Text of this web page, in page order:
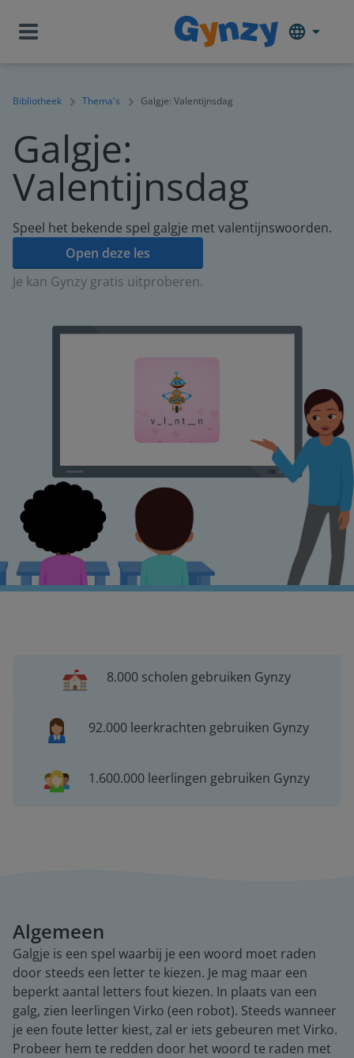
Bibliotheek Thema's Galgje: Valentijnsdag
Galgje:
Valentijnsdag
Speel het bekende spel galgje met valentijnswoorden.
Open deze les
Je kan Gynzy gratis uitproberen.
8.000 scholen gebruiken Gynzy
92.000 leerkrachten gebruiken Gynzy
1.600.000 leerlingen gebruiken Gynzy
Algemeen
Galgje is een spel waarbij je een woord moet raden
door steeds een letter te kiezen. Je mag maar een
beperkt aantal letters fout kiezen. In plaats van een
galg, zien leerlingen Virko (een robot). Steeds wanneer
je een foute letter kiest, zal er iets gebeuren met Virko.
Probeer hem te redden door het woord te raden met